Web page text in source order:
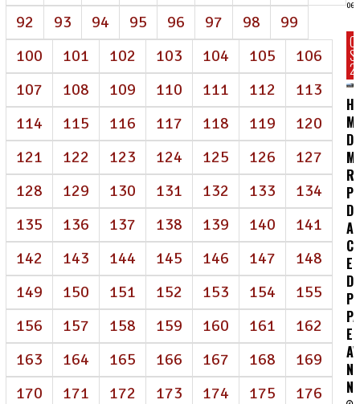
92
93 94 95 96 97 98
99
100
101 102 103 104 105
106
107
108 109 110 111 112
113
114
115 116 117 118 119
120
121
122 123 124 125 126
127
128
129 130 131 132 133
134
135
136 137 138 139 140
141
142
143 144 145 146 147
148
149
150 151 152 153 154
155
156
157 158 159 160 161
162
163
164 165 166 167 168
169
170
171 172 173 174 175
176
06/
DE
E